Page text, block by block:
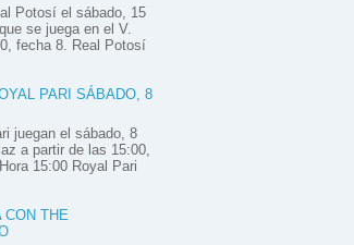
Potosí el sábado, 15
se juega en el V.
fecha 8. Real Potosí
PARI SÁBADO, 8
juegan el sábado, 8
a partir de las 15:00,
15:00 Royal Pari
CON THE